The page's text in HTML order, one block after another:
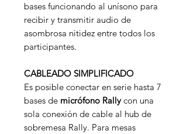
bases funcionando al unísono para
recibir y transmitir audio de
asombrosa nitidez entre todos los
participantes.
CABLEADO SIMPLIFICADO
Es posible conectar en serie hasta 7
bases de micrófono Rallycon una
sola conexión de cable al hub de
sobremesa Rally. Para mesas